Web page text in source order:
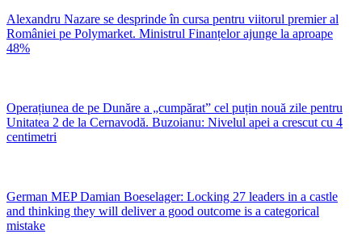
Alexandru Nazare se desprinde în cursa pentru viitorul premier al
României pe Polymarket. Ministrul Finanțelor ajunge la aproape
48%
Operațiunea de pe Dunăre a „cumpărat” cel puțin nouă zile pentru
Unitatea 2 de la Cernavodă. Buzoianu: Nivelul apei a crescut cu 4
centimetri
German MEP Damian Boeselager: Locking 27 leaders in a castle
and thinking they will deliver a good outcome is a categorical
mistake